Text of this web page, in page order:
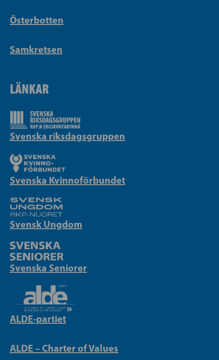
Österbotten
Samkretsen
LÄNKAR
Svenska riksdagsgruppen
Svenska Kvinnoförbundet
Svensk Ungdom
Svenska Seniorer
ALDE-partiet
ALDE – Charter of Values